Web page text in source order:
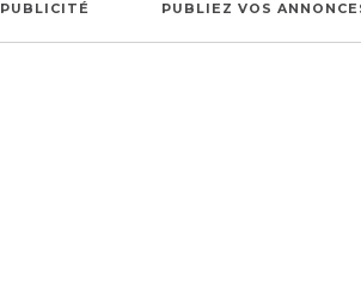
PUBLICITÉ PUBLIEZ VOS